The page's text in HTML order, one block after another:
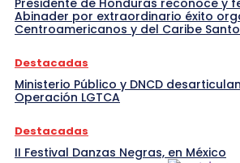
Abinader por extraordinario éxito
Centroamericanos y del Caribe
Destacadas
Ministerio Público y DNCD
Operación LGTCA
Destacadas
II Festival Danzas Negras, en México